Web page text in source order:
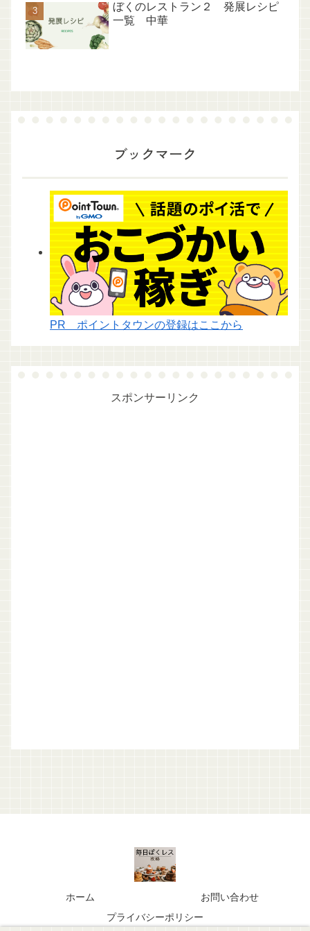
ぼくのレストラン２ 発展レシピ
一覧 中華
ブックマーク
PR ポイントタウンの登録はここから
スポンサーリンク
ホーム
お問い合わせ
プライバシーポリシー